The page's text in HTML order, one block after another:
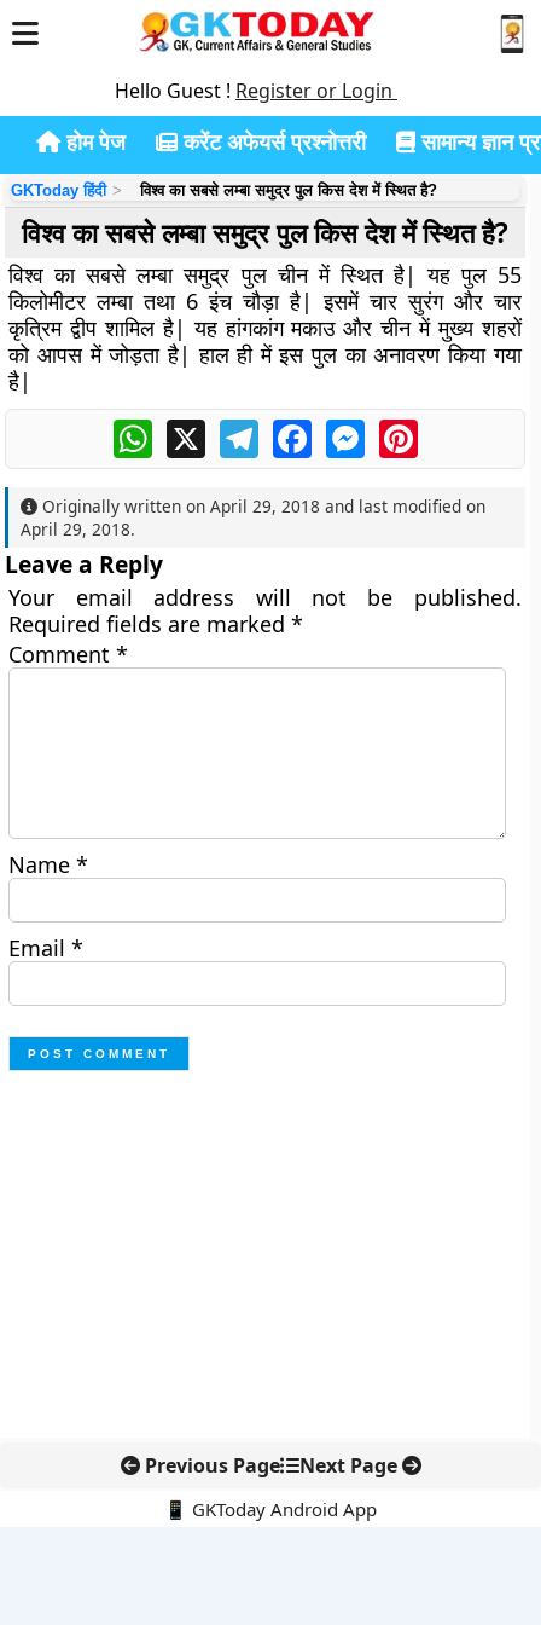
Hello Guest ! Register or Login
होम पेज करेंट अफेयर्स प्रश्नोत्तरी सामान्य ज्ञान
GKToday हिंदी विश्व का सबसे लम्बा समुद्र पुल किस देश में स्थित है?
विश्व का सबसे लम्बा समुद्र पुल किस देश में स्थित है?
विश्व का सबसे लम्बा समुद्र पुल चीन में स्थित है| यह पुल 55
किलोमीटर लम्बा तथा 6 इंच चौड़ा है| इसमें चार सुरंग और चार
कृत्रिम द्वीप शामिल है| यह हांगकांग मकाउ और चीन में मुख्य शहरों
को आपस में जोड़ता है| हाल ही में इस पुल का अनावरण किया गया
है|
WhatsApp
X TelegramFacebookMessengerPinterest
Originally written onApril 29, 2018 and last modified on
April 29, 2018.
Leave a Reply
Your email address will not be published.
Required fields are marked*
Comment*
Name*
Email*
Previous Page Next Page
📱 GKToday Android App